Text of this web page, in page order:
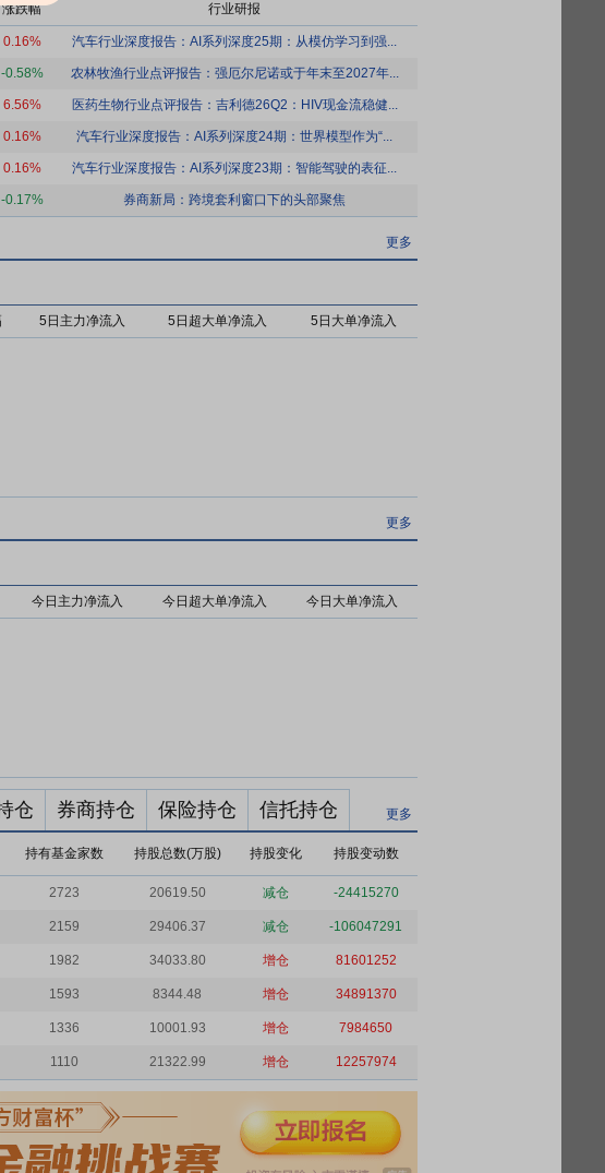
涨跌幅 行业研报
0.16% 汽车行业深度报告：AI系列深度25期：从模仿学习到强...
-0.58% 农林牧渔行业点评报告：强厄尔尼诺或于年末至2027年...
6.56% 医药生物行业点评报告：吉利德26Q2：HIV现金流稳健...
0.16% 汽车行业深度报告：AI系列深度24期：世界模型作为“...
0.16% 汽车行业深度报告：AI系列深度23期：智能驾驶的表征...
-0.17% 券商新局：跨境套利窗口下的头部聚焦
更多
5日主力净流入 5日超大单净流入 5日大单净流入
更多
今日主力净流入 今日超大单净流入 今日大单净流入
仓 券商持仓 保险持仓 信托持仓 更多
持有基金家数 持股总数(万股) 持股变化 持股变动数
2723 20619.50 减仓 -24415270
2159 29406.37 减仓 -106047291
1982 34033.80 增仓 81601252
1593 8344.48 增仓 34891370
1336 10001.93 增仓 7984650
1110 21322.99 增仓 12257974